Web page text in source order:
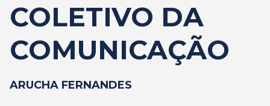
COLETIVO DA
COMUNICAÇÃO
ARUCHA FERNANDES